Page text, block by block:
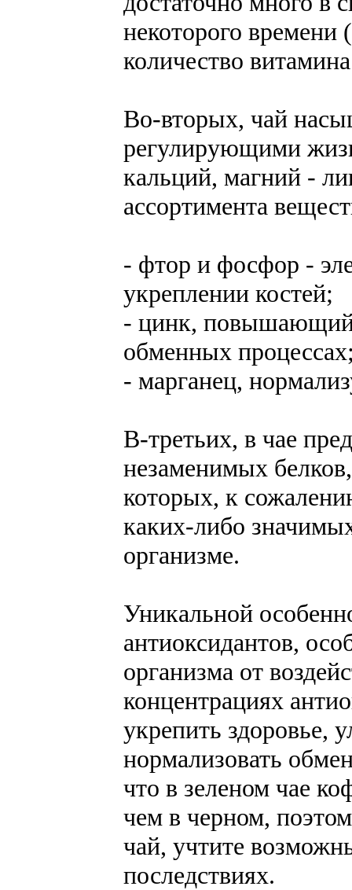
некоторого времени
количество
Во-вторых, чай
регулирующими
кальций, магний -
ассортимента
- фтор и фосфор -
укреплении костей;
- цинк,
обменных
- марганец,
В-третьих, в чае
незаменимых
которых, к
каких-либо
организме.
Уникальной
антиоксидантов,
организма от
концентрациях
укрепить здоровье,
нормализовать
что в зеленом чае
чем в черном,
чай, учтите
последствиях.